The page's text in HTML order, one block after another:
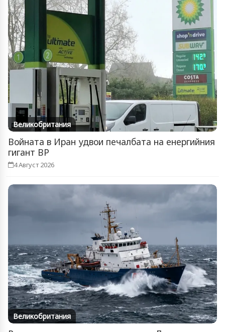
Великобритания
Войната в Иран удвои печалбата на енергийния
гигант BP
4 Август 2026
Великобритания